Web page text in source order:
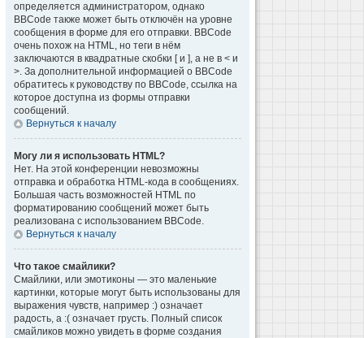
определяется администратором, однако
BBCode также может быть отключён на уровне
сообщения в форме для его отправки. BBCode
очень похож на HTML, но теги в нём
заключаются в квадратные скобки [ и ], а не в < и
>. За дополнительной информацией о BBCode
обратитесь к руководству по BBCode, ссылка на
которое доступна из формы отправки
сообщений.
Вернуться к началу
Могу ли я использовать HTML?
Нет. На этой конференции невозможны
отправка и обработка HTML-кода в сообщениях.
Большая часть возможностей HTML по
форматированию сообщений может быть
реализована с использованием BBCode.
Вернуться к началу
Что такое смайлики?
Смайлики, или эмотиконы — это маленькие
картинки, которые могут быть использованы для
выражения чувств, например :) означает
радость, а :( означает грусть. Полный список
смайликов можно увидеть в форме создания